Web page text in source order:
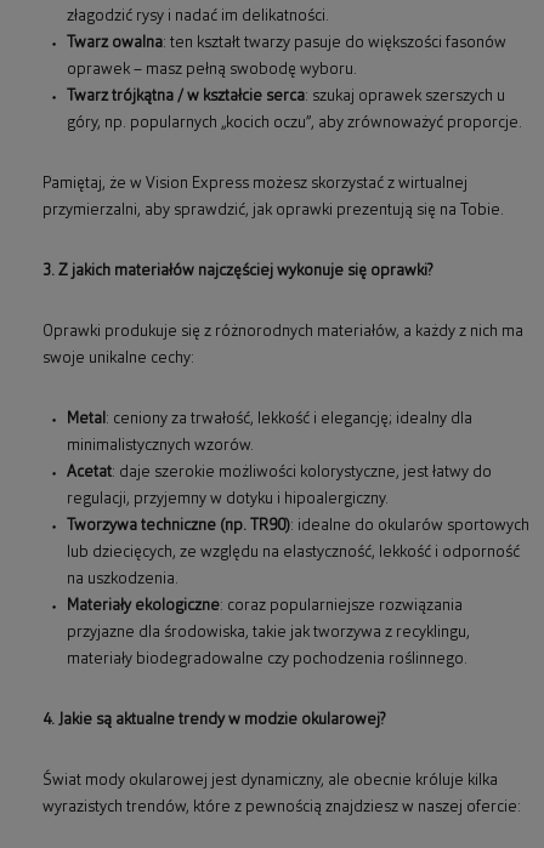
złagodzić rysy i nadać im delikatności.
Twarz owalna: ten kształt twarzy pasuje do większości fasonów
oprawek – masz pełną swobodę wyboru.
Twarz trójkątna / w kształcie serca: szukaj oprawek szerszych u
góry, np. popularnych „kocich oczu”, aby zrównoważyć proporcje.
Pamiętaj, że w Vision Express możesz skorzystać z wirtualnej
przymierzalni, aby sprawdzić, jak oprawki prezentują się na Tobie.
3. Z jakich materiałów najczęściej wykonuje się oprawki?
Oprawki produkuje się z różnorodnych materiałów, a każdy z nich ma
swoje unikalne cechy:
Metal : ceniony za trwałość, lekkość i elegancję; idealny dla
minimalistycznych wzorów.
Acetat: daje szerokie możliwości kolorystyczne, jest łatwy do
regulacji, przyjemny w dotyku i hipoalergiczny.
Tworzywa techniczne (np. TR90): idealne do okularów sportowych
lub dziecięcych, ze względu na elastyczność, lekkość i odporność
na uszkodzenia.
Materiały ekologiczne: coraz popularniejsze rozwiązania
przyjazne dla środowiska, takie jak tworzywa z recyklingu,
materiały biodegradowalne czy pochodzenia roślinnego.
4. Jakie są aktualne trendy w modzie okularowej?
Świat mody okularowej jest dynamiczny, ale obecnie króluje kilka
wyrazistych trendów, które z pewnością znajdziesz w naszej ofercie: